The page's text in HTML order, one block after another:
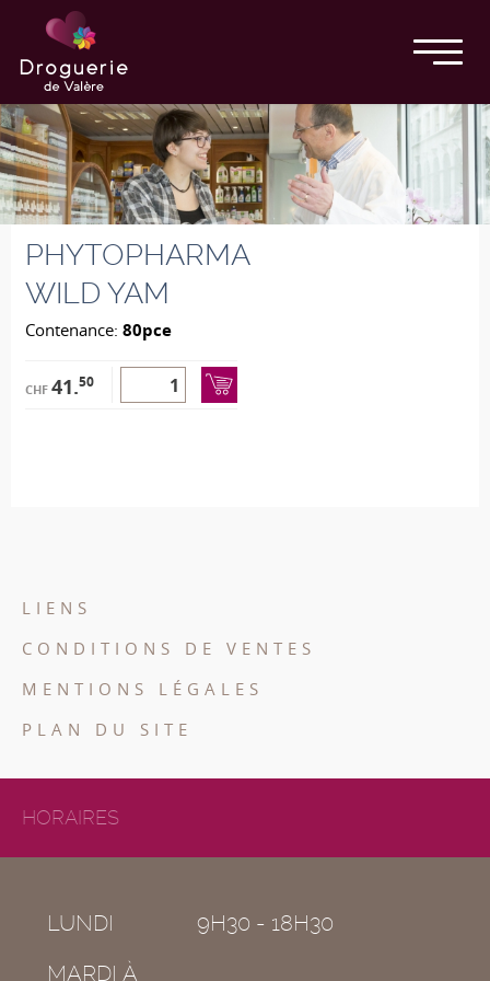
PHYTOPHARMA
WILD YAM
Contenance: 80pce
CHF 41.50
LIENS
CONDITIONS DE VENTES
MENTIONS LÉGALES
PLAN DU SITE
HORAIRES
LUNDI
9H30 - 18H30
MARDI À